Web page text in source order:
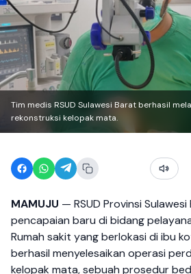
Tim medis RSUD Sulawesi Barat berhasil
rekonstruksi kelopak mata.
MAMUJU — RSUD Provinsi
pencapaian baru di bidang
Rumah sakit yang berlokasi di ibu
berhasil menyelesaikan operasi
kelopak mata, sebuah prosedur